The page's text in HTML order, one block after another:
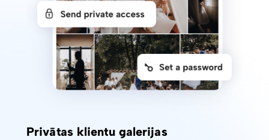
Privātas klientu galerijas